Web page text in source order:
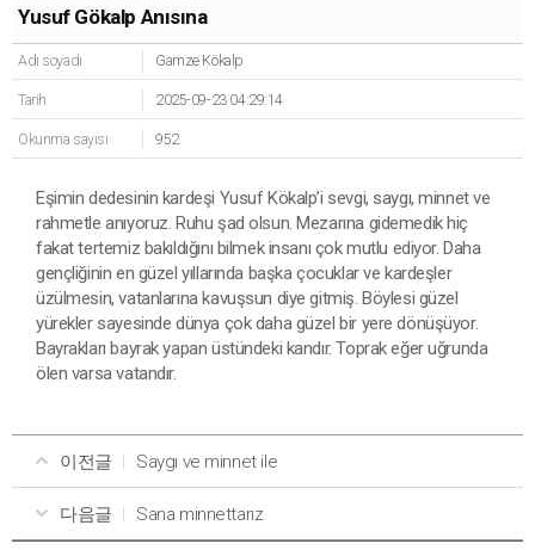
Yusuf Gökalp Anısına
Adı soyadı Gamze Kökalp
Tarih 2025-09-23 04:29:14
Okunma sayısı 952
Eşimin dedesinin kardeşi Yusuf Kökalp’i sevgi, saygı, minnet ve
rahmetle anıyoruz. Ruhu şad olsun. Mezarına gidemedik hiç
fakat tertemiz bakıldığını bilmek insanı çok mutlu ediyor. Daha
gençliğinin en güzel yıllarında başka çocuklar ve kardeşler
üzülmesin, vatanlarına kavuşsun diye gitmiş. Böylesi güzel
yürekler sayesinde dünya çok daha güzel bir yere dönüşüyor.
Bayrakları bayrak yapan üstündeki kandır. Toprak eğer uğrunda
ölen varsa vatandır.
이전글 Saygı ve minnet ile
다음글 Sana minnettarız